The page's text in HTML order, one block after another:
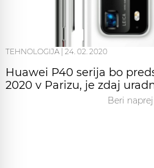
TEHNOLOGIJA | 24. 02. 2020
Huawei P40 serija bo
2020 v Parizu, je zdaj
Beri naprej